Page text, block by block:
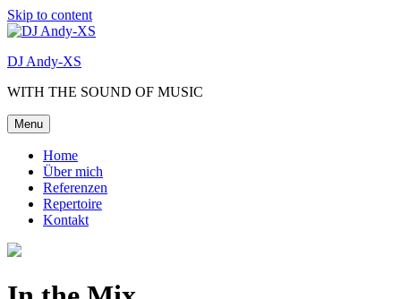
Skip to content
DJ Andy-XS
WITH THE SOUND OF MUSIC
Menu
Home
Über mich
Referenzen
Repertoire
Kontakt